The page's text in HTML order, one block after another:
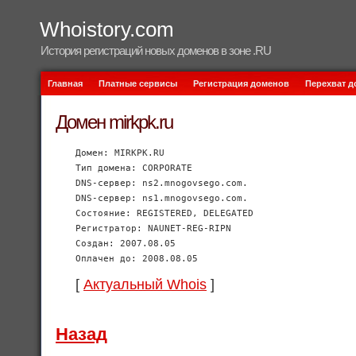
Whoistory.com
История регистраций новых доменов в зоне .RU
Главная Платные сервисы Регистрация доменов Перехват
Домен mirkpk.ru
Домен: MIRKPK.RU
Тип домена: CORPORATE
DNS-сервер: ns2.mnogovsego.com.
DNS-сервер: ns1.mnogovsego.com.
Состояние: REGISTERED, DELEGATED
Регистратор: NAUNET-REG-RIPN
Создан: 2007.08.05
Оплачен до: 2008.08.05
[ Актуальный Whois ]
Назад